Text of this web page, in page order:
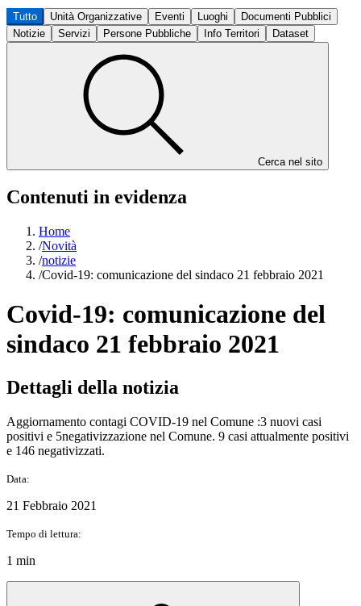
Tutto Unità Organizzative Eventi Luoghi
Documenti Pubblici
Notizie
Servizi Persone Pubbliche Info Territori Dataset
Cerca nel sito
Contenuti in evidenza
Home
/Novità
/notizie
/Covid-19: comunicazione del sindaco 21 febbraio 2021
Covid-19: comunicazione del
sindaco 21 febbraio 2021
Dettagli della notizia
Aggiornamento contagi COVID-19 nel Comune :3 nuovi casi
positivi e 5negativizzazione nel Comune. 9 casi attualmente positivi
e 146 negativizzati.
Data:
21 Febbraio 2021
Tempo di lettura:
1 min